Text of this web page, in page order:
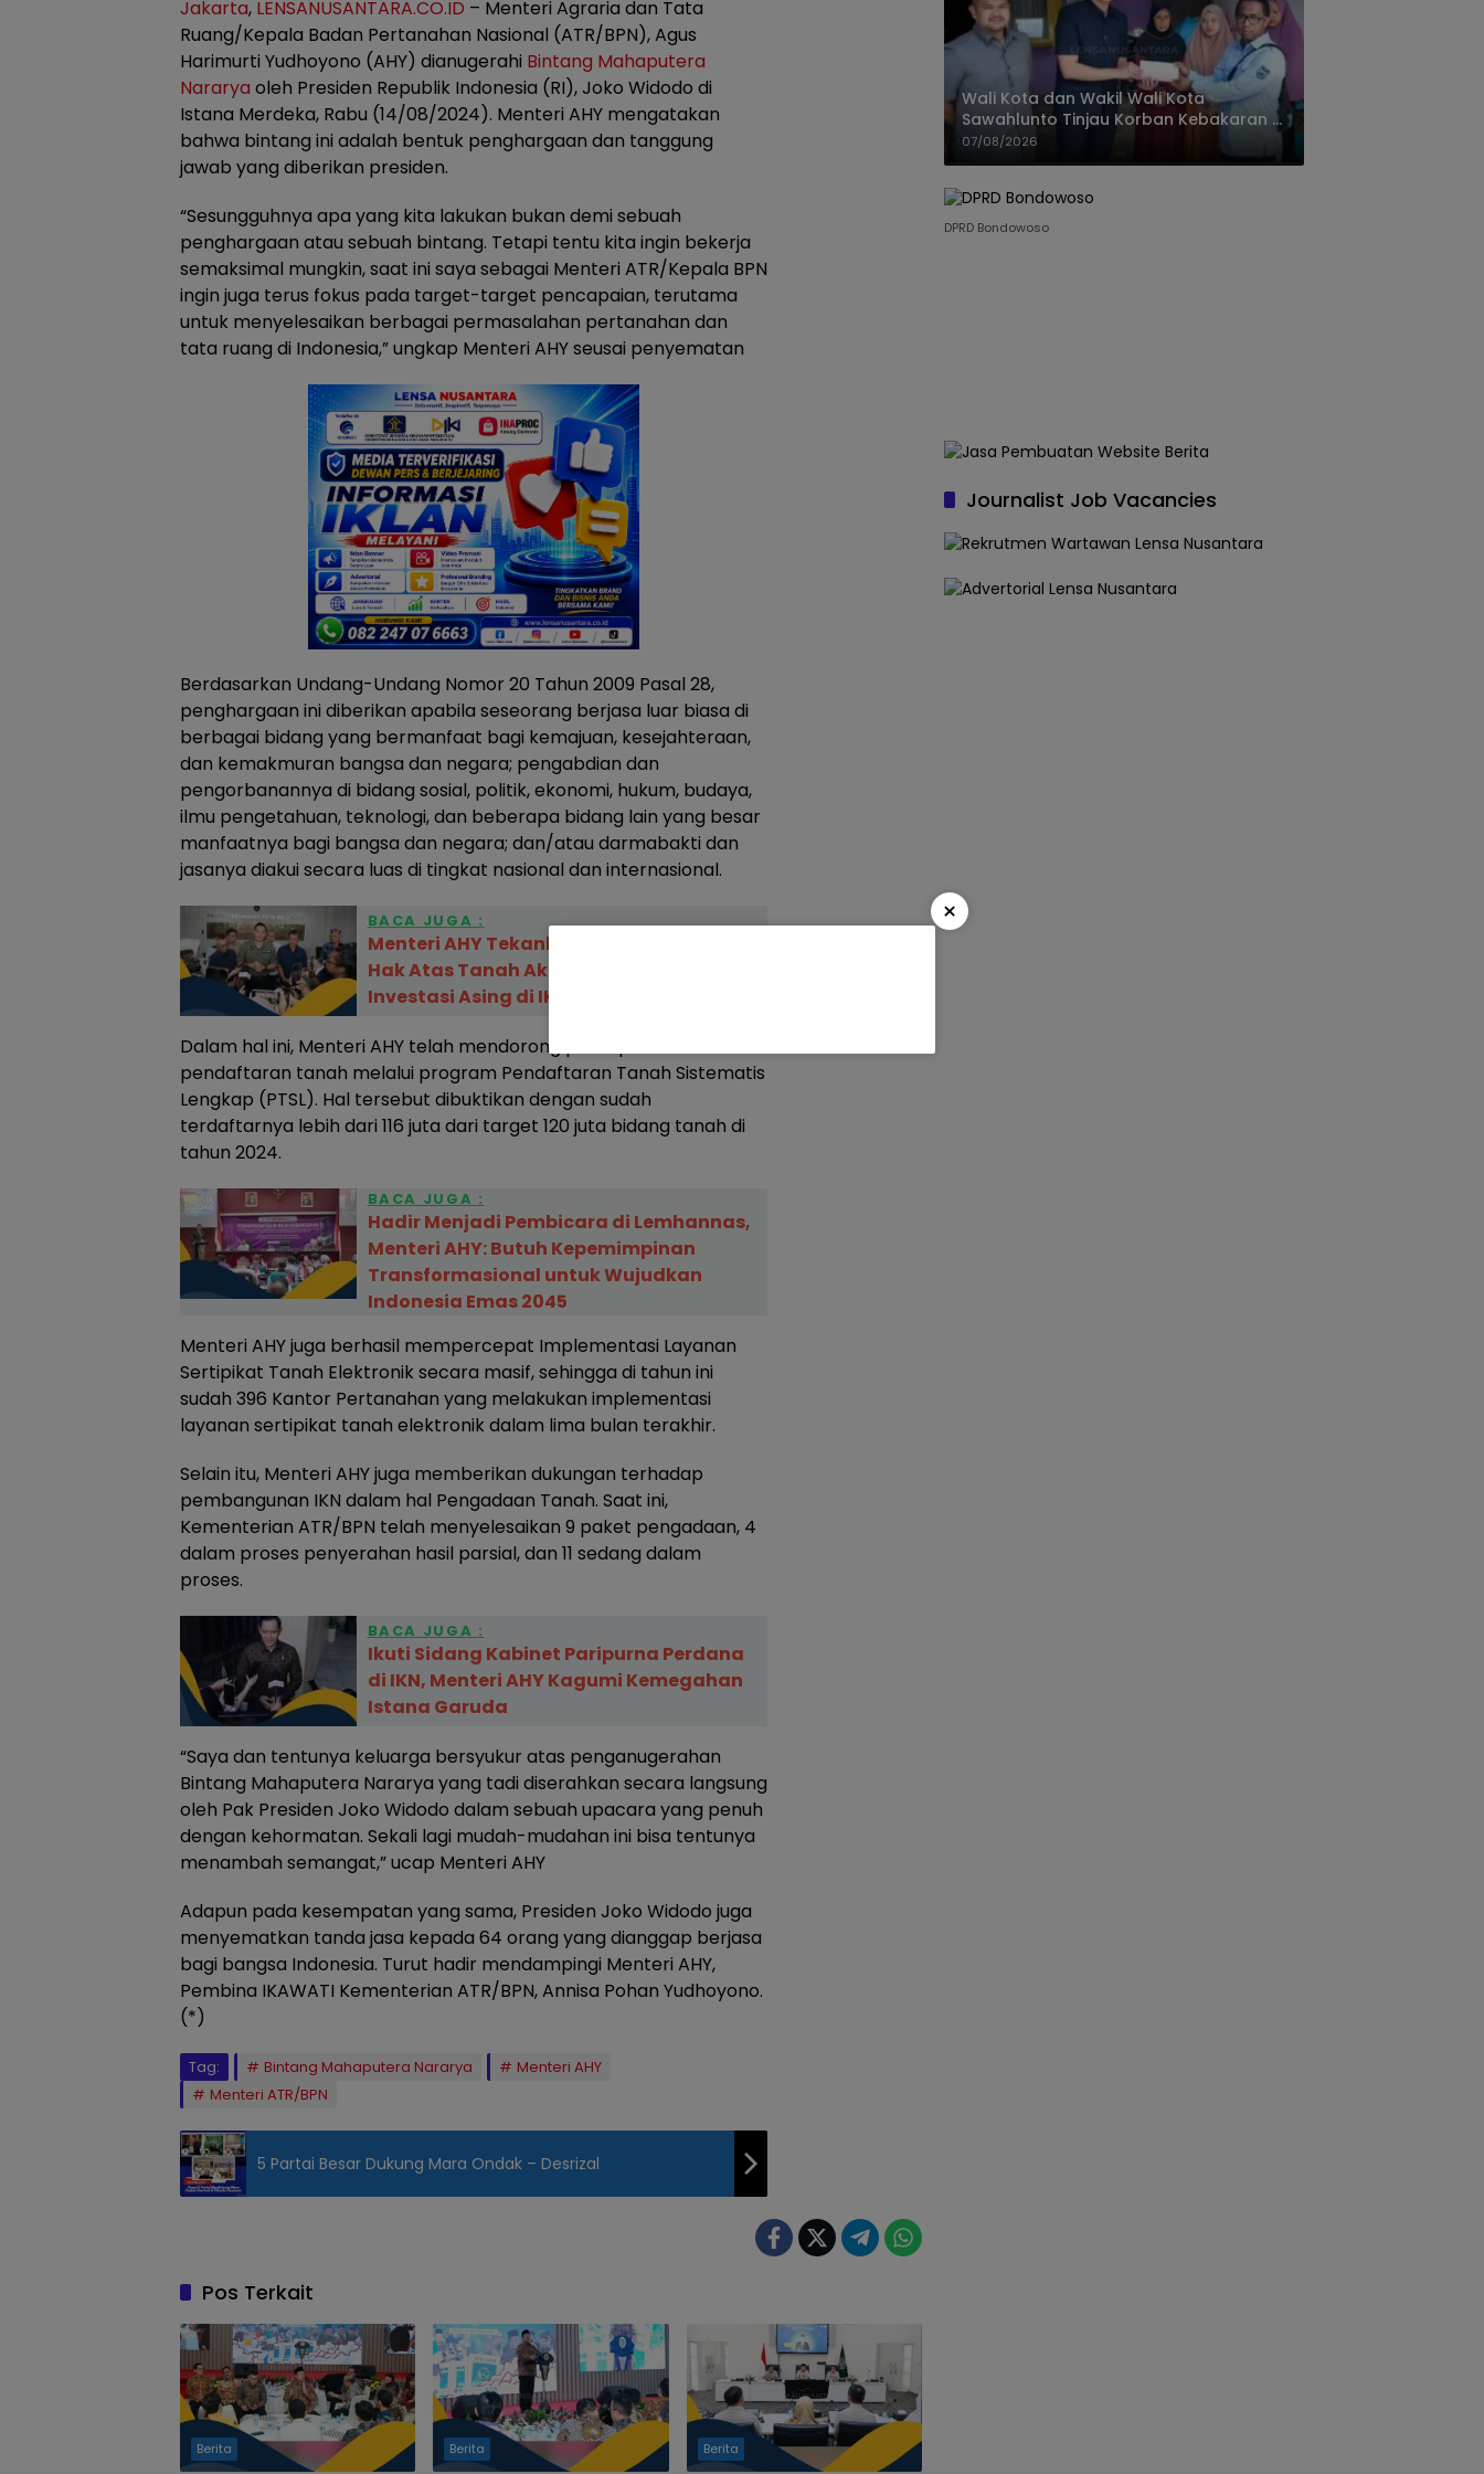
Jakarta, LENSANUSANTARA.CO.ID – Menteri Agraria dan Tata
Ruang/Kepala Badan Pertanahan Nasional (ATR/BPN), Agus
Harimurti Yudhoyono (AHY) dianugerahi Bintang Mahaputera
Nararya oleh Presiden Republik Indonesia (RI), Joko Widodo di
Istana Merdeka, Rabu (14/08/2024). Menteri AHY mengatakan
bahwa bintang ini adalah bentuk penghargaan dan tanggung
jawab yang diberikan presiden.
“Sesungguhnya apa yang kita lakukan bukan demi sebuah
penghargaan atau sebuah bintang. Tetapi tentu kita ingin bekerja
semaksimal mungkin, saat ini saya sebagai Menteri ATR/Kepala BPN
ingin juga terus fokus pada target-target pencapaian, terutama
untuk menyelesaikan berbagai permasalahan pertanahan dan
tata ruang di Indonesia,” ungkap Menteri AHY seusai penyematan
Berdasarkan Undang-Undang Nomor 20 Tahun 2009 Pasal 28,
penghargaan ini diberikan apabila seseorang berjasa luar biasa di
berbagai bidang yang bermanfaat bagi kemajuan, kesejahteraan,
dan kemakmuran bangsa dan negara; pengabdian dan
pengorbanannya di bidang sosial, politik, ekonomi, hukum, budaya,
ilmu pengetahuan, teknologi, dan beberapa bidang lain yang besar
manfaatnya bagi bangsa dan negara; dan/atau darmabakti dan
jasanya diakui secara luas di tingkat nasional dan internasional.
BACA JUGA :
Menteri AHY Tekankan Kepastian Hukum
Hak Atas Tanah Akan Tingkatkan
Investasi Asing di IKN
Dalam hal ini, Menteri AHY telah mendorong percepatan
pendaftaran tanah melalui program Pendaftaran Tanah Sistematis
Lengkap (PTSL). Hal tersebut dibuktikan dengan sudah
terdaftarnya lebih dari 116 juta dari target 120 juta bidang tanah di
tahun 2024.
BACA JUGA :
Hadir Menjadi Pembicara di Lemhannas,
Menteri AHY: Butuh Kepemimpinan
Transformasional untuk Wujudkan
Indonesia Emas 2045
Menteri AHY juga berhasil mempercepat Implementasi Layanan
Sertipikat Tanah Elektronik secara masif, sehingga di tahun ini
sudah 396 Kantor Pertanahan yang melakukan implementasi
layanan sertipikat tanah elektronik dalam lima bulan terakhir.
Selain itu, Menteri AHY juga memberikan dukungan terhadap
pembangunan IKN dalam hal Pengadaan Tanah. Saat ini,
Kementerian ATR/BPN telah menyelesaikan 9 paket pengadaan, 4
dalam proses penyerahan hasil parsial, dan 11 sedang dalam
proses.
BACA JUGA :
Ikuti Sidang Kabinet Paripurna Perdana
di IKN, Menteri AHY Kagumi Kemegahan
Istana Garuda
“Saya dan tentunya keluarga bersyukur atas penganugerahan
Bintang Mahaputera Nararya yang tadi diserahkan secara langsung
oleh Pak Presiden Joko Widodo dalam sebuah upacara yang penuh
dengan kehormatan. Sekali lagi mudah-mudahan ini bisa tentunya
menambah semangat,” ucap Menteri AHY
Adapun pada kesempatan yang sama, Presiden Joko Widodo juga
menyematkan tanda jasa kepada 64 orang yang dianggap berjasa
bagi bangsa Indonesia. Turut hadir mendampingi Menteri AHY,
Pembina IKAWATI Kementerian ATR/BPN, Annisa Pohan Yudhoyono.
(*)
Tag: Bintang Mahaputera Nararya
Menteri AHY
Menteri ATR/BPN
5 Partai Besar Dukung Mara Ondak – Desrizal
Pos Terkait
Berita Berita Berita
Wali Kota dan Wakil Wali Kota
Sawahlunto Tinjau Korban Kebakaran di
Sikalang, Pastikan Bantuan dan Perkuat
Mitigasi Bencana
07/08/2026
DPRD Bondowoso
Journalist Job Vacancies
×